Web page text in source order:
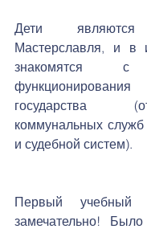
Дети являются
Мастерславля, и в
знакомятся с
государства
коммунальных
и судебной систем).
Первый учебный
замечательно!